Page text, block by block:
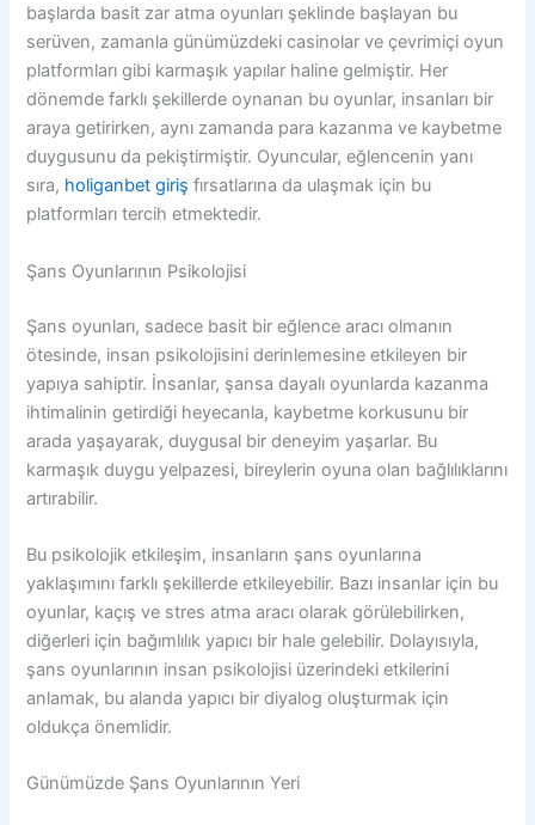
başlarda basit zar atma oyunları şeklinde başlayan bu
serüven, zamanla günümüzdeki casinolar ve çevrimiçi oyun
platformları gibi karmaşık yapılar haline gelmiştir. Her
dönemde farklı şekillerde oynanan bu oyunlar, insanları bir
araya getirirken, aynı zamanda para kazanma ve kaybetme
duygusunu da pekiştirmiştir. Oyuncular, eğlencenin yanı
sıra, holiganbet giriş fırsatlarına da ulaşmak için bu
platformları tercih etmektedir.
Şans Oyunlarının Psikolojisi
Şans oyunları, sadece basit bir eğlence aracı olmanın
ötesinde, insan psikolojisini derinlemesine etkileyen bir
yapıya sahiptir. İnsanlar, şansa dayalı oyunlarda kazanma
ihtimalinin getirdiği heyecanla, kaybetme korkusunu bir
arada yaşayarak, duygusal bir deneyim yaşarlar. Bu
karmaşık duygu yelpazesi, bireylerin oyuna olan bağlılıklarını
artırabilir.
Bu psikolojik etkileşim, insanların şans oyunlarına
yaklaşımını farklı şekillerde etkileyebilir. Bazı insanlar için bu
oyunlar, kaçış ve stres atma aracı olarak görülebilirken,
diğerleri için bağımlılık yapıcı bir hale gelebilir. Dolayısıyla,
şans oyunlarının insan psikolojisi üzerindeki etkilerini
anlamak, bu alanda yapıcı bir diyalog oluşturmak için
oldukça önemlidir.
Günümüzde Şans Oyunlarının Yeri